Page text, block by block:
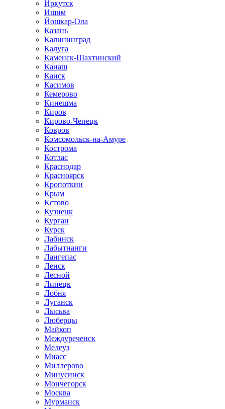
Иркутск
Ишим
Йошкар-Ола
Казань
Калининград
Калуга
Каменск-Шахтинский
Канаш
Канск
Касимов
Кемерово
Кинешма
Киров
Кирово-Чепецк
Ковров
Комсомольск-на-Амуре
Кострома
Котлас
Краснодар
Красноярск
Кропоткин
Крым
Кстово
Кузнецк
Курган
Курск
Лабинск
Лабытнанги
Лангепас
Ленск
Лесной
Липецк
Лобня
Луганск
Лысьва
Люберцы
Майкоп
Междуреченск
Мелеуз
Миасс
Миллерово
Минусинск
Мончегорск
Москва
Мурманск